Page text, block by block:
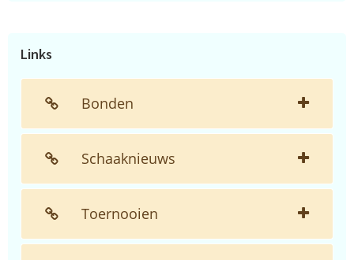
Links
Bonden
Schaaknieuws
Toernooien